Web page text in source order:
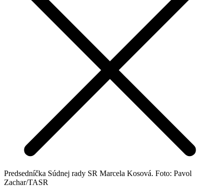
Predsedníčka Súdnej rady SR Marcela Kosová. Foto: Pavol
Zachar/TASR